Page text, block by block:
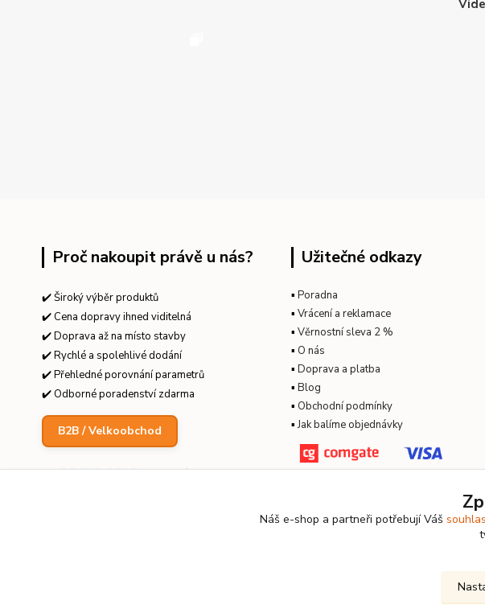
Proč nakoupit právě u nás?
✔️ Široký výběr produktů
✔️ Cena dopravy ihned viditelná
✔️ Doprava až na místo stavby
✔️ Rychlé a spolehlivé dodání
✔️ Přehledné porovnání parametrů
✔️ Odborné poradenství zdarma
B2B / Velkoobchod
Užitečné odkazy
▪ Poradna
▪ Vrácení a reklamace
▪ Věrnostní sleva 2 %
▪ O nás
▪ Doprava a platba
▪ Blog
▪ Obchodní podmínky
▪Jak balíme objednávky
Náš e-shop a partneři potřebují Váš souhlas